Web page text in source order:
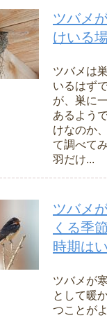
ツバメ
けいる
ツバメは
いるはず
が、巣に
あるよう
けなのか
て調べて
羽だけ...
ツバメ
くる季
時期は
ツバメが
として暖
つことが